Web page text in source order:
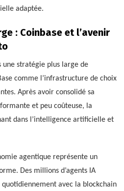
adaptée.
: Coinbase et l’avenir
une stratégie plus large de
comme l’infrastructure de choix
Après avoir consolidé sa
et peu coûteuse, la
dans l’intelligence artificielle et
agentique représente un
Des millions d’agents IA
avec la blockchain